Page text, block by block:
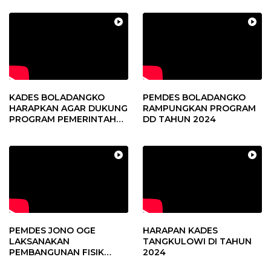
KADES BOLADANGKO
HARAPKAN AGAR DUKUNG
PROGRAM PEMERINTAH
PEMDES BOLADANGKO
RAMPUNGKAN PROGRAM
DD TAHUN 2024
PEMDES JONO OGE
LAKSANAKAN
PEMBANGUNAN FISIK
HARAPAN KADES
TANGKULOWI DI TAHUN
2024